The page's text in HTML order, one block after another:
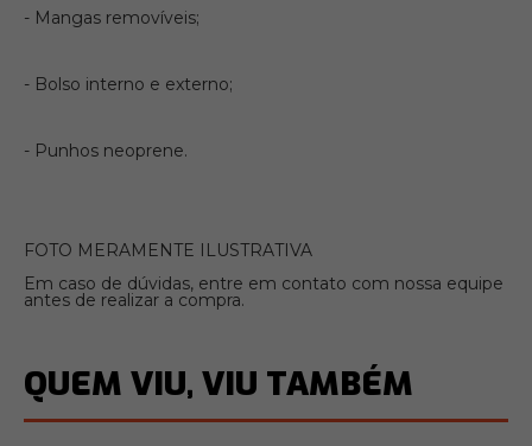
- Mangas removíveis;
- Bolso interno e externo;
- Punhos neoprene.
FOTO MERAMENTE ILUSTRATIVA
Em caso de dúvidas, entre em contato com nossa equipe
antes de realizar a compra.
QUEM VIU, VIU TAMBÉM